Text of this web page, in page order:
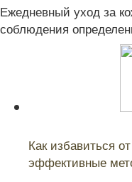
Ежедневный уход за
соблюдения
Как избавиться
эффективные